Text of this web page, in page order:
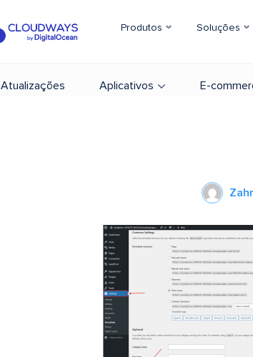
Produtos Soluções
Atualizações Aplicativos E-